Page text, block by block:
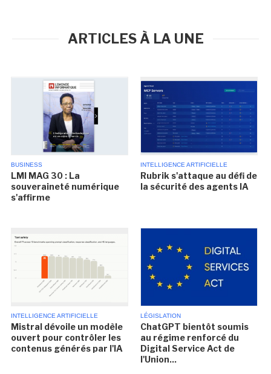
ARTICLES À LA UNE
BUSINESS
LMI MAG 30 : La
souveraineté numérique
s'affirme
INTELLIGENCE ARTIFICIELLE
Rubrik s'attaque au défi de
la sécurité des agents IA
INTELLIGENCE ARTIFICIELLE
Mistral dévoile un modèle
ouvert pour contrôler les
contenus générés par l'IA
LÉGISLATION
ChatGPT bientôt soumis
au régime renforcé du
Digital Service Act de
l'Union...